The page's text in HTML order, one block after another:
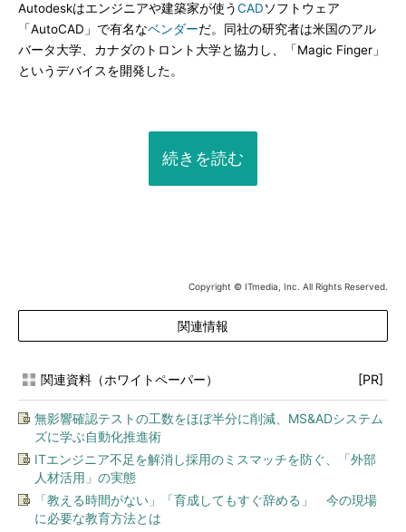
Autodeskはエンジニアや建築家が使うCADソフトウェア
「AutoCAD」で有名なベンダーだ。同社の研究者は米国のアル
バータ大学、カナダのトロント大学と協力し、「Magic Finger」
というデバイスを開発した。
続きを読む
Copyright © ITmedia, Inc. All Rights Reserved.
関連情報
関連資料（ホワイトペーパー） [PR]
無影響確認テストの工数をほぼ半分に削減、MS&ADシステム
ズに学ぶ自動化推進術
ITエンジニア不足を解消し採用のミスマッチを防ぐ、「外部
人材活用」の実態
「教える時間がない」「育成してもすぐ辞める」 今の現場
に必要な教育方法とは